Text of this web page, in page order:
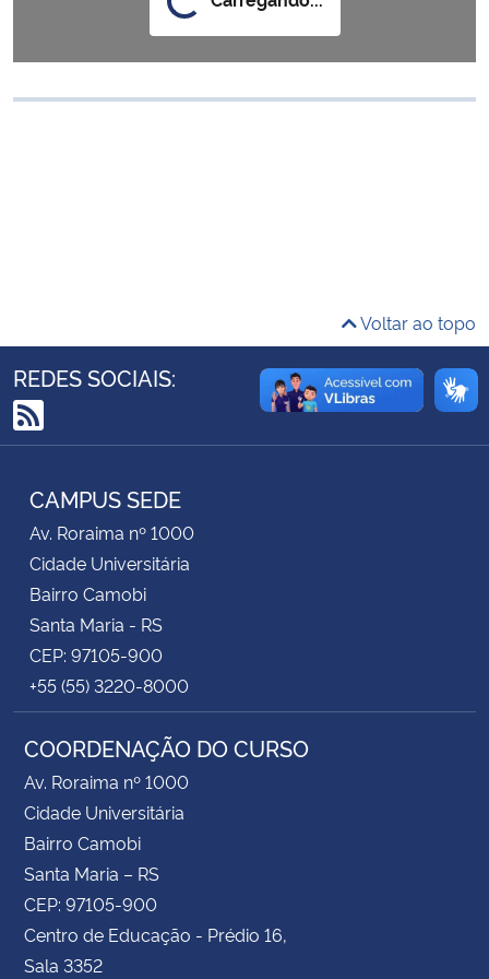
Controladoria-Geral da União
Secretaria-Geral
Secretaria de Governo
Gabinete de Segurança Institucional
Advocacia-Geral da União
Voltar ao topo
REDES SOCIAIS:
RSS
CAMPUS SEDE
Av. Roraima nº 1000
Cidade Universitária
Bairro Camobi
Santa Maria - RS
CEP: 97105-900
+55 (55) 3220-8000
COORDENAÇÃO DO CURSO
Av. Roraima nº 1000
Cidade Universitária
Bairro Camobi
Santa Maria – RS
CEP: 97105-900
Centro de Educação - Prédio 16,
Sala 3352